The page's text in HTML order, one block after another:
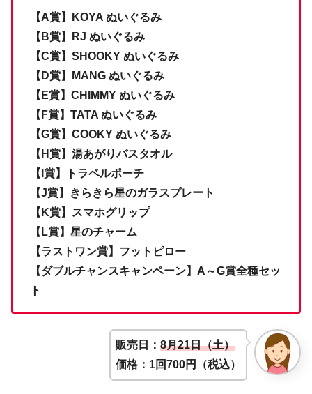
【A賞】KOYA ぬいぐるみ
【B賞】RJ ぬいぐるみ
【C賞】SHOOKY ぬいぐるみ
【D賞】MANG ぬいぐるみ
【E賞】CHIMMY ぬいぐるみ
【F賞】TATA ぬいぐるみ
【G賞】COOKY ぬいぐるみ
【H賞】湯あがりバスタオル
【I賞】トラベルポーチ
【J賞】きらきら星のガラスプレート
【K賞】スマホグリップ
【L賞】星のチャーム
【ラストワン賞】フットピロー
【ダブルチャンスキャンペーン】A～G賞全種セッ
ト
販売日：8月21日（土）
価格：1回700円（税込）